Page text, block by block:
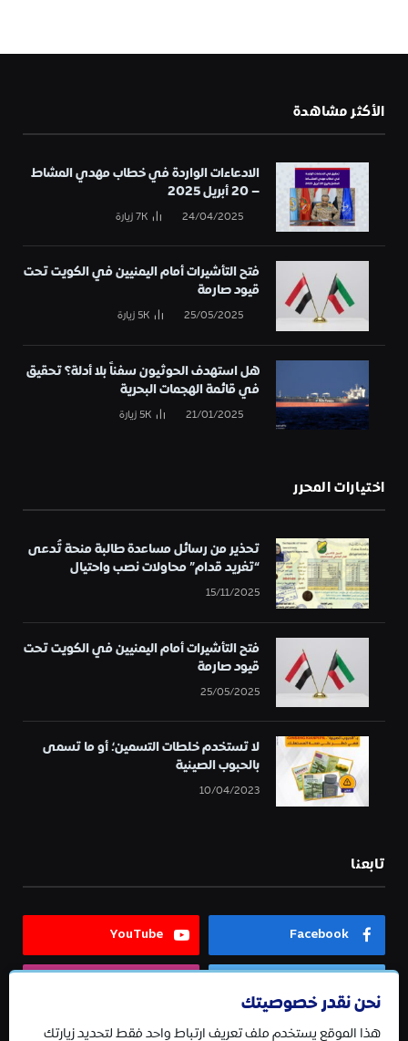
الأكثر مشاهدة
الادعاءات الواردة في خطاب مهدي المشاط
– 20 أبريل 2025
24/04/2025
7Kزيارة
فتح التأشيرات أمام اليمنيين في الكويت تحت
قيود صارمة
25/05/2025
5Kزيارة
هل استهدف الحوثيون سفناً بلا أدلة؟ تحقيق
في قائمة الهجمات البحرية
21/01/2025
5Kزيارة
اختيارات المحرر
تحذير من رسائل مساعدة طالبة منحة تُدعى
“تغريد قدام” محاولات نصب واحتيال
15/11/2025
فتح التأشيرات أمام اليمنيين في الكويت تحت
قيود صارمة
25/05/2025
لا تستخدم خلطات التسمين؛ أو ما تسمى
بالحبوب الصينية
10/04/2023
تابعنا
Facebook
YouTube
Telegram
نحن نقدر خصوصيتك
هذا الموقع يستخدم ملف تعريف ارتباط واحد فقط لتحديد زيارتك